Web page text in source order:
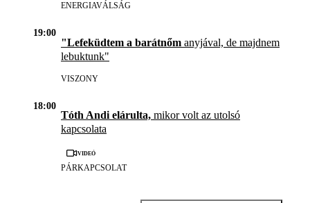
ENERGIAVÁLSÁG
19:00
"Lefeküdtem a barátnőm anyjával, de majdnem
lebuktunk"
VISZONY
18:00
Tóth Andi elárulta, mikor volt az utolsó
kapcsolata
Videó
PÁRKAPCSOLAT